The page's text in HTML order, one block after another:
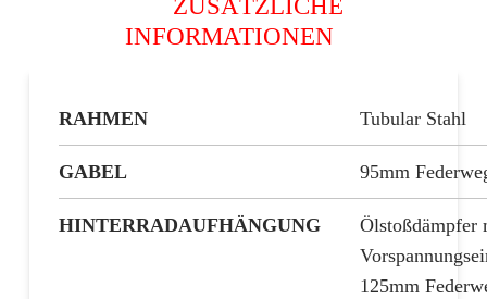
ZUSÄTZLICHE
INFORMATIONEN
RAHMEN Tubular Stahl
GABEL 95mm
HINTERRADAUFHÄNGUNG
Ölstoßdämpfer
125mm